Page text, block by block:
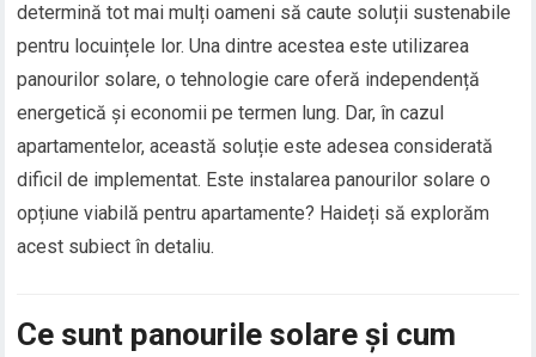
determină tot mai mulți oameni să caute soluții sustenabile
pentru locuințele lor. Una dintre acestea este utilizarea
panourilor solare, o tehnologie care oferă independență
energetică și economii pe termen lung. Dar, în cazul
apartamentelor, această soluție este adesea considerată
dificil de implementat. Este instalarea panourilor solare o
opțiune viabilă pentru apartamente? Haideți să explorăm
acest subiect în detaliu.
Ce sunt panourile solare și cum